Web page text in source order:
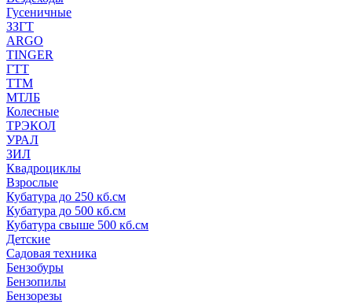
Гусеничные
ЗЗГТ
ARGO
TINGER
ГТТ
ТТМ
МТЛБ
Колесные
ТРЭКОЛ
УРАЛ
ЗИЛ
Квадроциклы
Взрослые
Кубатура до 250 кб.см
Кубатура до 500 кб.см
Кубатура свыше 500 кб.см
Детские
Садовая техника
Бензобуры
Бензопилы
Бензорезы